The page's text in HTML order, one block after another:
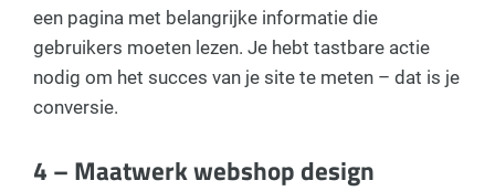
een pagina met belangrijke informatie die
gebruikers moeten lezen. Je hebt tastbare actie
nodig om het succes van je site te meten – dat is je
conversie.
4 – Maatwerk webshop design